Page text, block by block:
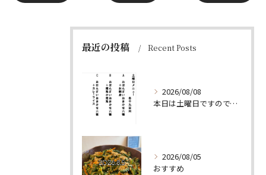
最近の投稿 Recent Posts
2026/08/08
本日は土曜日ですので、たくさん食べていってちょーよ‼️
2026/08/05
おすすめ